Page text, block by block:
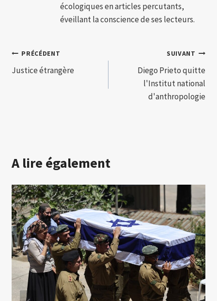
écologiques en articles percutants,
éveillant la conscience de ses lecteurs.
Navigation
de
PRÉCÉDENT
Justice étrangère
SUIVANT
Diego Prieto quitte
l'Institut national
d'anthropologie
A lire également